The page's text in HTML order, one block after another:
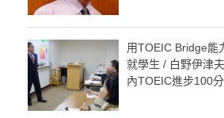
用TOEIC Bridge能
就學生 / 白野伊津
內TOEIC進步100分